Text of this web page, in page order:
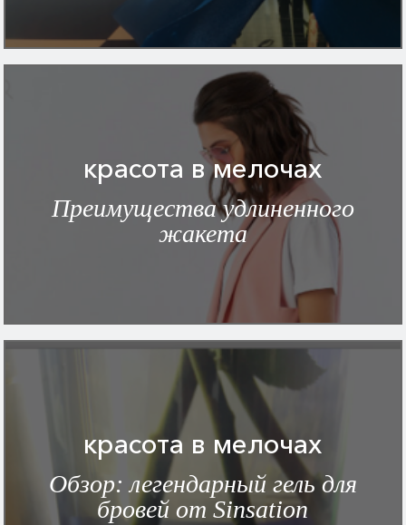
красота в мелочах
Преимущества удлиненного
жакета
красота в мелочах
Обзор: легендарный гель для
бровей от Sinsation